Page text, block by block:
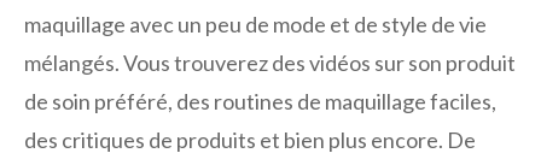
maquillage avec un peu de mode et de style de vie
mélangés. Vous trouverez des vidéos sur son produit
de soin préféré, des routines de maquillage faciles,
des critiques de produits et bien plus encore. De